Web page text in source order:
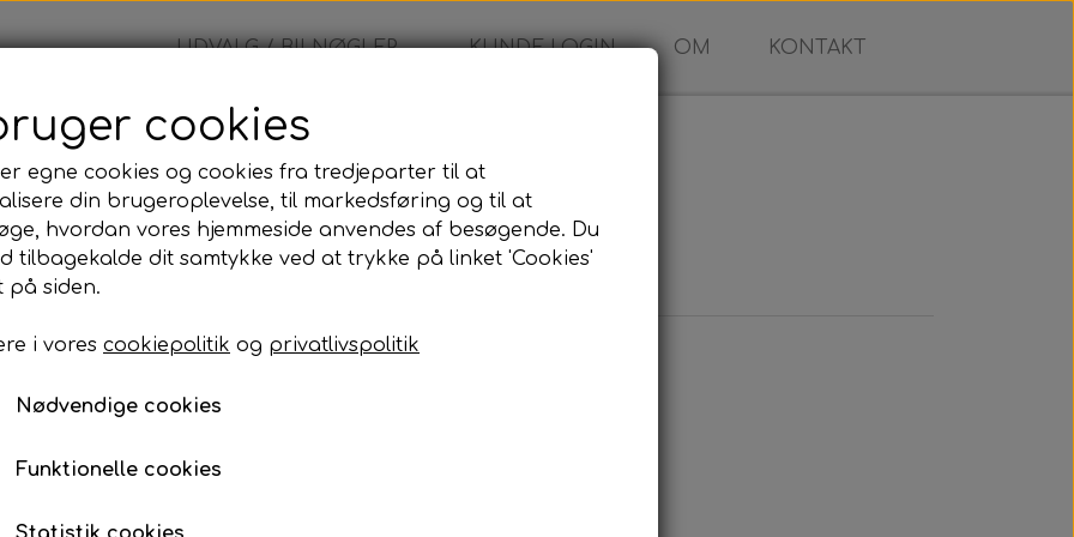
UDVALG / BILNØGLER KUNDE LOGIN OM KONTAKT
Nøglehus
Toyota - Nøglehus
140,00 kr.
Toyota - Fjernbetjeninghus
Lagerstatus:100 på lager
cookies
egne cookies og cookies fra tredjeparter til at
din brugeroplevelse, til markedsføring og til at
hvordan vores hjemmeside anvendes af besøgende. Du
tilbagekalde dit samtykke ved at trykke på linket 'Cookies'
på siden.
i vores cookiepolitik og privatlivspolitik
Nødvendige cookies
Funktionelle cookies